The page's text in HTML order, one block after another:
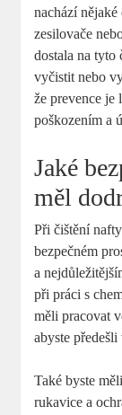
nachází
zesilovače
dostala na tyto
vyčistit nebo
že prevence je
poškozením a
Jaké
měl
Při čištění
bezpečném
a
při práci s
měli pracovat
abyste
Také byste
rukavice a